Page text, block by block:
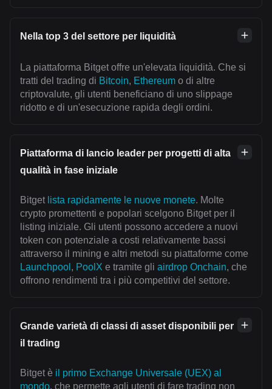
Nella top 3 del settore per liquidità
La piattaforma Bitget offre un'elevata liquidità. Che si
tratti del trading di Bitcoin, Ethereum o di altre
criptovalute, gli utenti beneficiano di uno slippage
ridotto e di un'esecuzione rapida degli ordini.
Piattaforma di lancio leader per progetti di alta
qualità in fase iniziale
Bitget lista rapidamente le nuove monete. Molte
crypto promettenti e popolari scelgono Bitget per il
listing iniziale. Gli utenti possono accedere a nuovi
token con potenziale a costi relativamente bassi
attraverso il mining e altri metodi su piattaforme come
Launchpool , PoolX e tramite gli airdrop Onchain, che
offrono rendimenti tra i più competitivi del settore.
Grande varietà di classi di asset disponibili per
il trading
Bitget è il primo Exchange Universale (UEX) al
mondo, che permette agli utenti di fare trading non